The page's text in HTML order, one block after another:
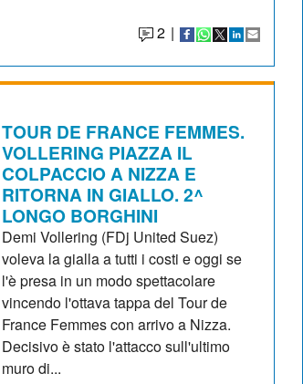
2 |
TOUR DE FRANCE FEMMES.
VOLLERING PIAZZA IL
COLPACCIO A NIZZA E
RITORNA IN GIALLO. 2^
LONGO BORGHINI
Demi Vollering (FDj United Suez)
voleva la gialla a tutti i costi e oggi se
l'è presa in un modo spettacolare
vincendo l'ottava tappa del Tour de
France Femmes con arrivo a Nizza.
Decisivo è stato l'attacco sull'ultimo
muro di...